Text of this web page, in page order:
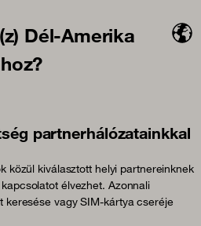
Dél-Amerika
partnerhálózatainkkal
közül kiválasztott helyi partnereinknek
élvezhet. Azonnali
keresése vagy SIM-kártya cseréje